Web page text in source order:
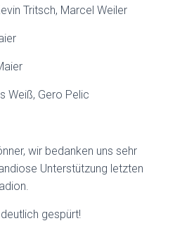
Tritsch, Marcel Weiler
Gero Pelic
wir bedanken uns sehr
Unterstützung letzten
gespürt!